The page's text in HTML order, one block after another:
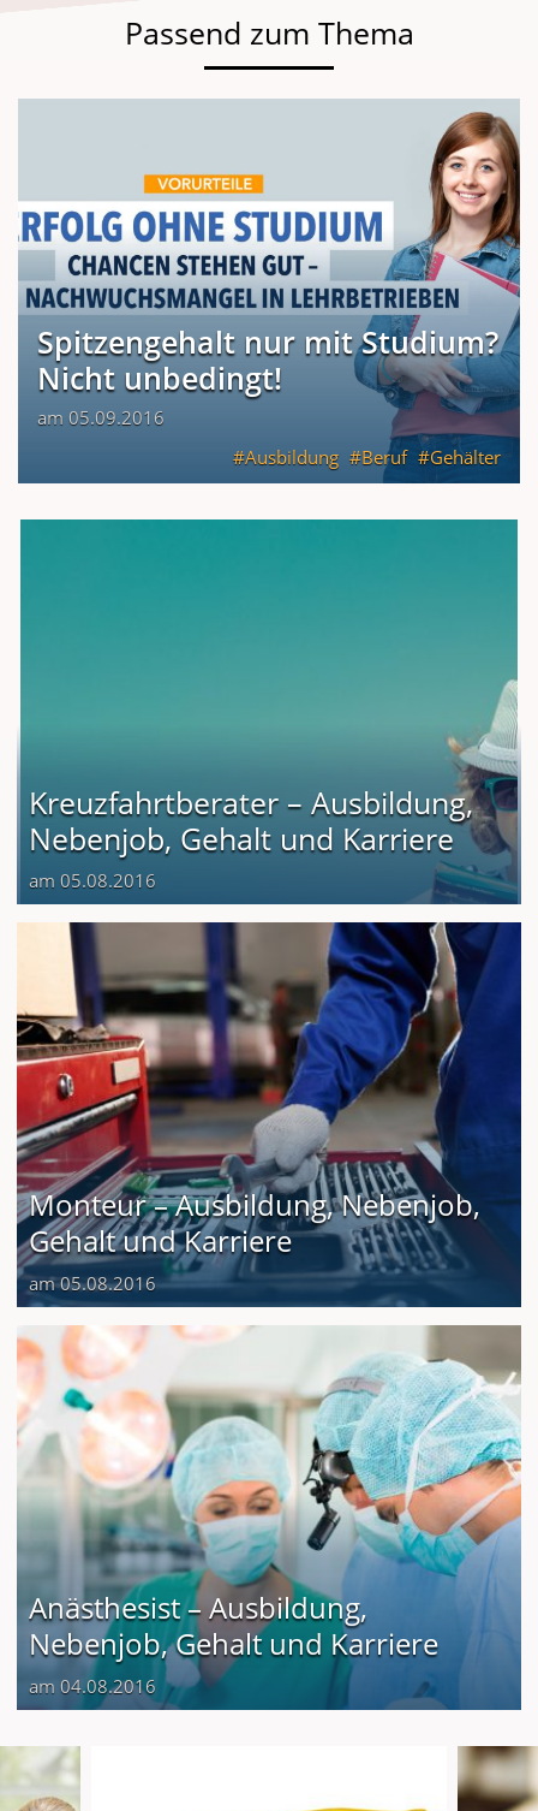
Passend zum Thema
Spitzengehalt nur mit Studium?
Nicht unbedingt!
am 05.09.2016
Ausbildung
Beruf Gehälter
Kreuzfahrtberater – Ausbildung,
Nebenjob, Gehalt und Karriere
am 05.08.2016
Monteur – Ausbildung, Nebenjob,
Gehalt und Karriere
am 05.08.2016
Anästhesist – Ausbildung,
Nebenjob, Gehalt und Karriere
am 04.08.2016